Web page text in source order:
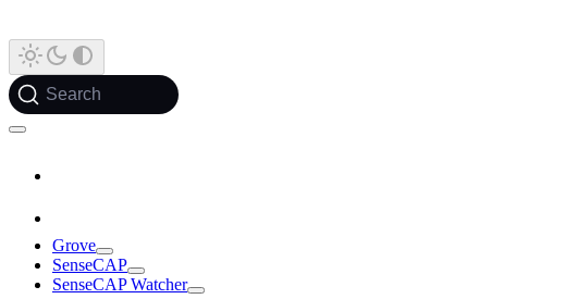
Search
Grove
SenseCAP
SenseCAP Watcher